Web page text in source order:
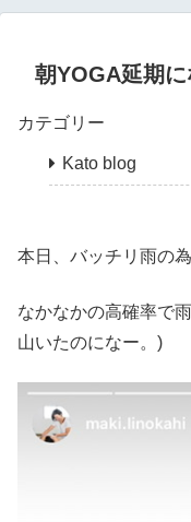
朝YOGA延期に
カテゴリー
Kato blog
本日、バッチリ雨の為
なかなかの高確率で
山いたのになー。)